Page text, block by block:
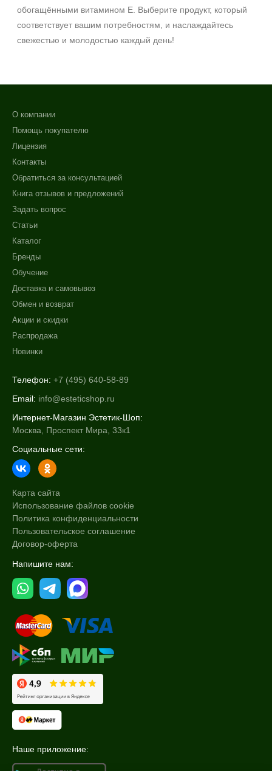
обогащёнными витамином E. Выберите продукт, который
соответствует вашим потребностям, и наслаждайтесь
свежестью и молодостью каждый день!
О компании
Помощь покупателю
Лицензия
Контакты
Обратиться за консультацией
Книга отзывов и предложений
Задать вопрос
Статьи
Каталог
Бренды
Обучение
Доставка и самовывоз
Обмен и возврат
Акции и скидки
Распродажа
Новинки
Телефон: +7 (495) 640-58-89
Email: info@esteticshop.ru
Интернет-Магазин Эстетик-Шоп:
Москва, Проспект Мира, 33к1
Социальные сети:
Карта сайта
Использование файлов cookie
Политика конфиденциальности
Пользовательское соглашение
Договор-оферта
Напишите нам:
Наше приложение: